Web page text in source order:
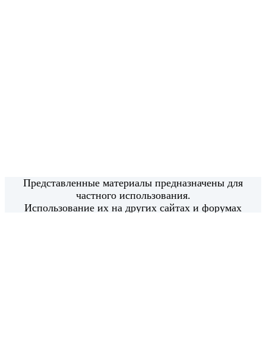
Представленные материалы предназначены для
частного использования.
Использование их на других сайтах и форумах